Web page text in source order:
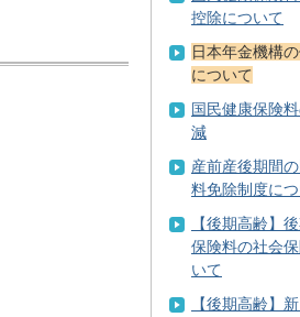
控除について
日本年金機構
について
国民健康保険
減
産前産後期間
料免除制度に
【後期高齢】
保険料の社会
いて
【後期高齢】